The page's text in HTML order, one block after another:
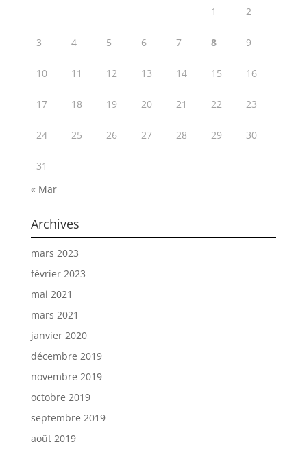
1 2
3 4 5 6 7 8 9
10 11 12 13 14 15 16
17 18 19 20 21 22 23
24 25 26 27 28 29 30
31
« Mar
Archives
mars 2023
février 2023
mai 2021
mars 2021
janvier 2020
décembre 2019
novembre 2019
octobre 2019
septembre 2019
août 2019